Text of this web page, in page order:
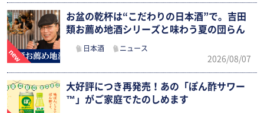
お盆の乾杯は“こだわりの日本酒”で。吉田
類お薦め地酒シリーズと味わう夏の団らん
日本酒 ニュース
2026/08/07
大好評につき再発売！あの「ぽん酢サワー
™」がご家庭でたのしめます